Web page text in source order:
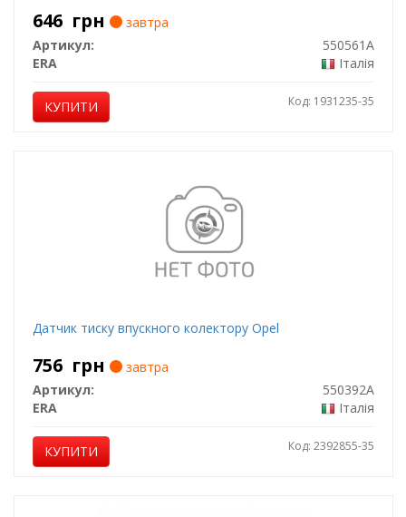
646 грн
завтра
Артикул:
550561A
ERA
Італія
КУПИТИ Код: 1931235-35
Датчик тиску впускного колектору Opel
756 грн
завтра
Артикул:
550392A
ERA
Італія
КУПИТИ Код: 2392855-35